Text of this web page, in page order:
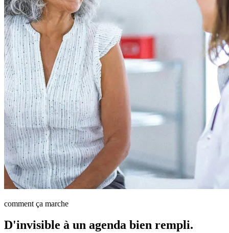
comment ça marche
D'invisible à un agenda bien rempli.